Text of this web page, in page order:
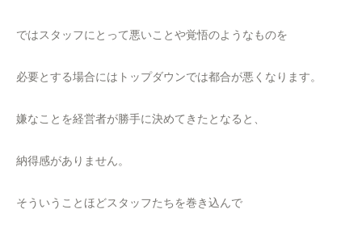
ではスタッフにとって悪いことや覚悟のようなものを
必要とする場合にはトップダウンでは都合が悪くなります。
嫌なことを経営者が勝手に決めてきたとなると、
納得感がありません。
そういうことほどスタッフたちを巻き込んで